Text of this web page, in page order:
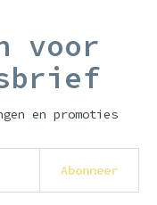
voor
en promoties
Abonneer